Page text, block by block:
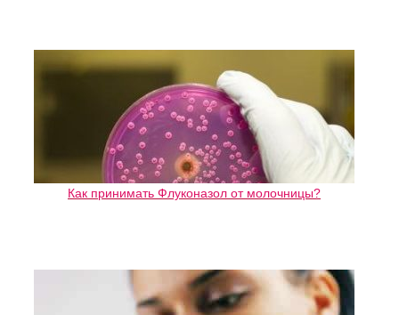
Как принимать Флуконазол от молочницы?